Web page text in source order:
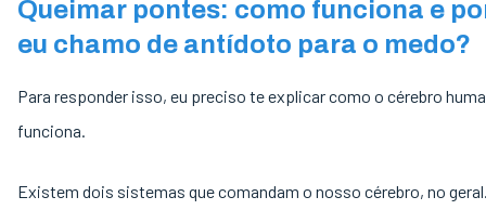
Queimar pontes: como funciona e
eu chamo de antídoto para o medo?
Para responder isso, eu preciso te explicar como o cérebro
funciona.
Existem dois sistemas que comandam o nosso cérebro, no